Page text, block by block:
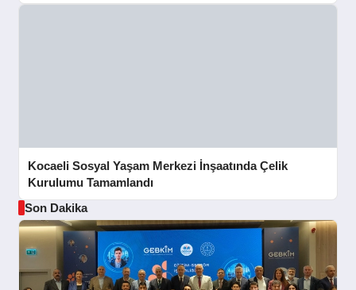
Kocaeli Sosyal Yaşam Merkezi İnşaatında Çelik
Kurulumu Tamamlandı
Son Dakika